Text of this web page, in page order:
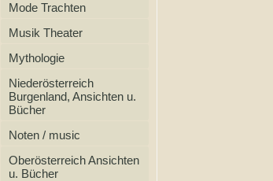
Mode Trachten
Musik Theater
Mythologie
Niederösterreich
Burgenland, Ansichten u.
Bücher
Noten / music
Oberösterreich Ansichten
u. Bücher